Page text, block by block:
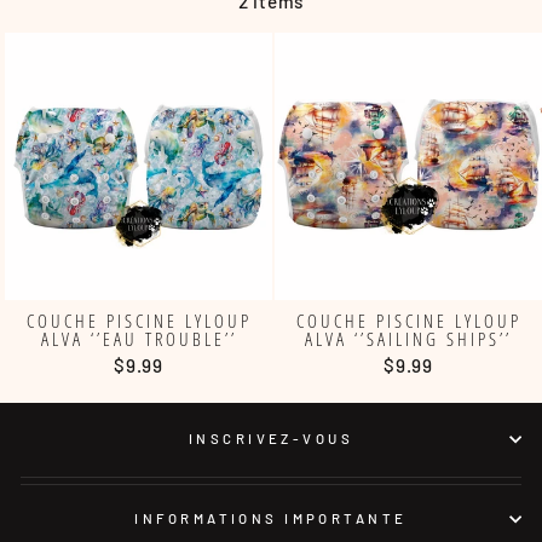
COUCHE PISCINE LYLOUP
ALVA ‘’EAU TROUBLE’’
$9.99
COUCHE PISCINE LYLOUP
ALVA ‘’SAILING SHIPS’’
$9.99
INSCRIVEZ-VOUS
INFORMATIONS IMPORTANTE